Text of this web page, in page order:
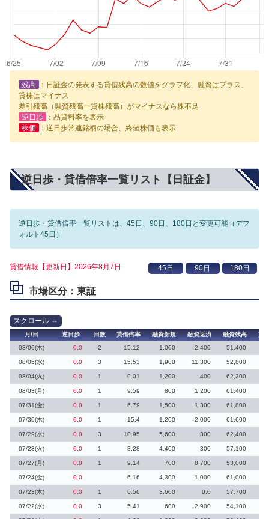
残高
：日証金の発表する貸借残高の数値をグラフ化、融資はプラス、
貸株はマイナス
差引残高（融資残高ー貸株残高）がマイナスなら株不足
逆日歩
：品貸料率を表示
株価
：逆日歩常連銘柄の場合、終値株価も表示
逆日歩・貸借倍率一覧リスト【日証金】
逆日歩・貸借倍率一覧リストは、45日、90日、180日と変更可能（デフ
ォルト45日）
貸借情報【更新日】2026年8月7日
市場区分：東証
月/日 逆日歩 日数 貸借倍率 融資新規 融資返済 融資残高
貸
08/06(木)
0.0 2 15.12 1,000 2,400 51,400
08/05(水) 0.0 3 15.53 1,900 11,300 52,800
08/04(火) 0.0 1 9.01 1,200 400 62,200
08/03(月) 0.0 1 9.59 800 1,200 61,400
07/31(金) 0.0 1 6.79 1,500 1,300 61,800
07/30(木) 0.0 1 15.4 1,200 2,000 61,600
07/29(水) 0.0 3 10.95 5,600 300 62,400
07/28(火) 0.0 1 8.28 4,400 300 57,100
07/27(月) 0.0 1 9.14 700 8,700 53,000
07/24(金) 0.0 6.16 4,300 1,000 61,000
07/23(木) 0.0 1 6.56 3,600 0.0 57,700
07/22(水) 0.0 3 5.41 600 2,900 54,100